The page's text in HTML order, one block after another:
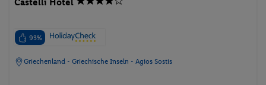
93%
Griechenland - Griechische Inseln - Agios Sostis